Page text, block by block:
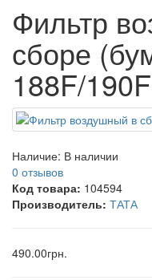
Фильтр
сборе
188F/190F
Наличие: В наличии
0 отзывов
Код товара: 104594
Производитель: ТАТА
490.00грн.